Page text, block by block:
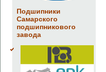
Подшипники
Самарского
подшипникового
завода